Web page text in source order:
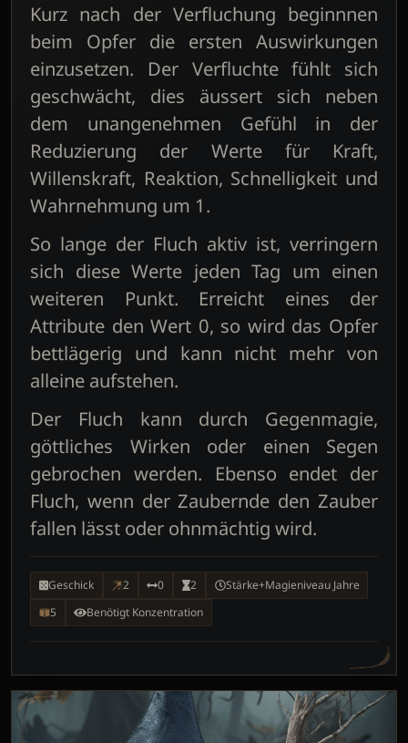
Kurz nach der Verfluchung beginnnen
beim Opfer die ersten Auswirkungen
einzusetzen. Der Verfluchte fühlt sich
geschwächt, dies äussert sich neben
dem unangenehmen Gefühl in der
Reduzierung der Werte für Kraft,
Willenskraft, Reaktion, Schnelligkeit und
Wahrnehmung um 1.
So lange der Fluch aktiv ist, verringern
sich diese Werte jeden Tag um einen
weiteren Punkt. Erreicht eines der
Attribute den Wert 0, so wird das Opfer
bettlägerig und kann nicht mehr von
alleine aufstehen.
Der Fluch kann durch Gegenmagie,
göttliches Wirken oder einen Segen
gebrochen werden. Ebenso endet der
Fluch, wenn der Zaubernde den Zauber
fallen lässt oder ohnmächtig wird.
Geschick 2 0 2
Stärke+Magieniveau Jahre
5
Benötigt Konzentration